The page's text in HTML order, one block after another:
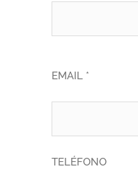
EMAIL *
TELÉFONO